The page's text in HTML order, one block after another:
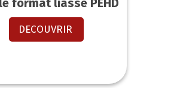
format liasse PEHD
DECOUVRIR